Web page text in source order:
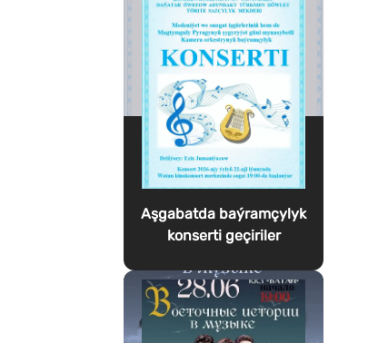
Aşgabatda baýramçylyk
konserti geçiriler